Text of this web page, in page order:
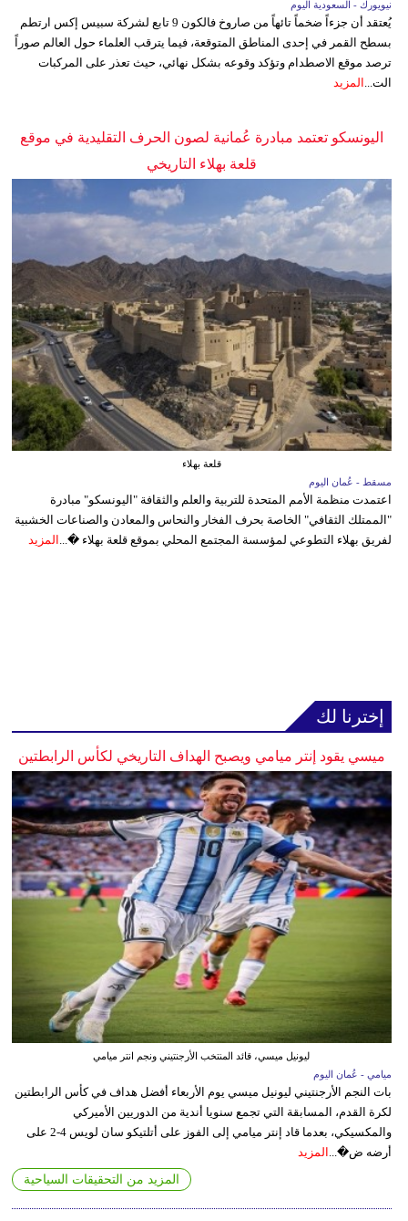
نيويورك - السعودية اليوم
يُعتقد أن جزءاً ضخماً تائهاً من صاروخ فالكون 9 تابع لشركة سبيس إكس ارتطم
بسطح القمر في إحدى المناطق المتوقعة، فيما يترقب العلماء حول العالم صوراً
ترصد موقع الاصطدام وتؤكد وقوعه بشكل نهائي، حيث تعذر على المركبات
الت... المزيد
اليونسكو تعتمد مبادرة عُمانية لصون الحرف التقليدية في موقع
قلعة بهلاء التاريخي
قلعة بهلاء
مسقط - عُمان اليوم
اعتمدت منظمة الأمم المتحدة للتربية والعلم والثقافة "اليونسكو" مبادرة
"الممتلك الثقافي" الخاصة بحرف الفخار والنحاس والمعادن والصناعات الخشبية
لفريق بهلاء التطوعي لمؤسسة المجتمع المحلي بموقع قلعة بهلاء �... المزيد
إخترنا لك
ميسي يقود إنتر ميامي ويصبح الهداف التاريخي لكأس الرابطتين
ليونيل ميسي، قائد المنتخب الأرجنتيني ونجم انتر ميامي
ميامي - عُمان اليوم
بات النجم الأرجنتيني ليونيل ميسي يوم الأربعاء أفضل هداف في كأس الرابطتين
لكرة القدم، المسابقة التي تجمع سنويا أندية من الدوريين الأميركي
والمكسيكي، بعدما قاد إنتر ميامي إلى الفوز على أتلتيكو سان لويس 4-2 على
أرضه ض�...
المزيد
المزيد من التحقيقات السياحية